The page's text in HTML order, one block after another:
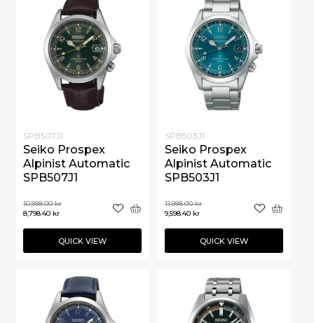
SPB507J1
Seiko Prospex
Alpinist Automatic
SPB507J1
10,998.00kr
8,798.40 kr
QUICK VIEW
SPB503J1
Seiko Prospex
Alpinist Automatic
SPB503J1
11,998.00kr
9,598.40 kr
QUICK VIEW